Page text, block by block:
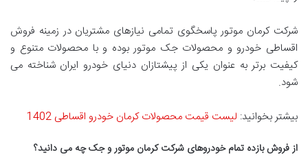
شرکت کرمان موتور پاسخگوی تمامی نیازهای مشتریان در زمینه فروش
اقساطی خودرو و محصولات جک موتور بوده و با محصولات متنوع و
کیفیت برتر به عنوان یکی از پیشتازان دنیای خودرو ایران شناخته می
شود.
بیشتر بخوانید: لیست قیمت محصولات کرمان خودرو اقساطی 1402
از فروش بازده تمام خودروهای شرکت کرمان موتور و جک چه می دانید؟